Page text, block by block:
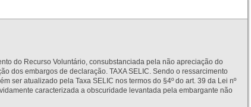
do Recurso Voluntário, consubstanciada pela não apreciação do
dos embargos de declaração. TAXA SELIC. Sendo o ressarcimento
ser atualizado pela Taxa SELIC nos termos do §4º do art. 39 da Lei nº
caracterizada a obscuridade levantada pela embargante não